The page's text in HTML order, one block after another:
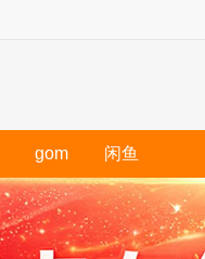
gom 闲鱼